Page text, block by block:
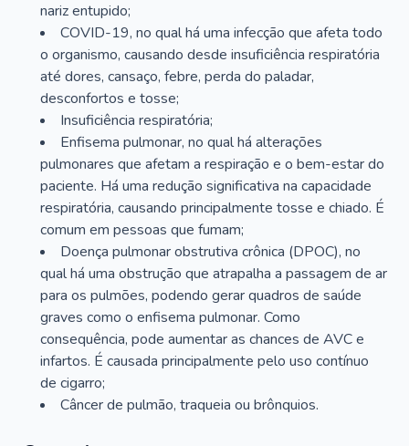
nariz entupido;
COVID-19, no qual há uma infecção que afeta todo
o organismo, causando desde insuficiência respiratória
até dores, cansaço, febre, perda do paladar,
desconfortos e tosse;
Insuficiência respiratória;
Enfisema pulmonar, no qual há alterações
pulmonares que afetam a respiração e o bem-estar do
paciente. Há uma redução significativa na capacidade
respiratória, causando principalmente tosse e chiado. É
comum em pessoas que fumam;
Doença pulmonar obstrutiva crônica (DPOC), no
qual há uma obstrução que atrapalha a passagem de ar
para os pulmões, podendo gerar quadros de saúde
graves como o enfisema pulmonar. Como
consequência, pode aumentar as chances de AVC e
infartos. É causada principalmente pelo uso contínuo
de cigarro;
Câncer de pulmão, traqueia ou brônquios.